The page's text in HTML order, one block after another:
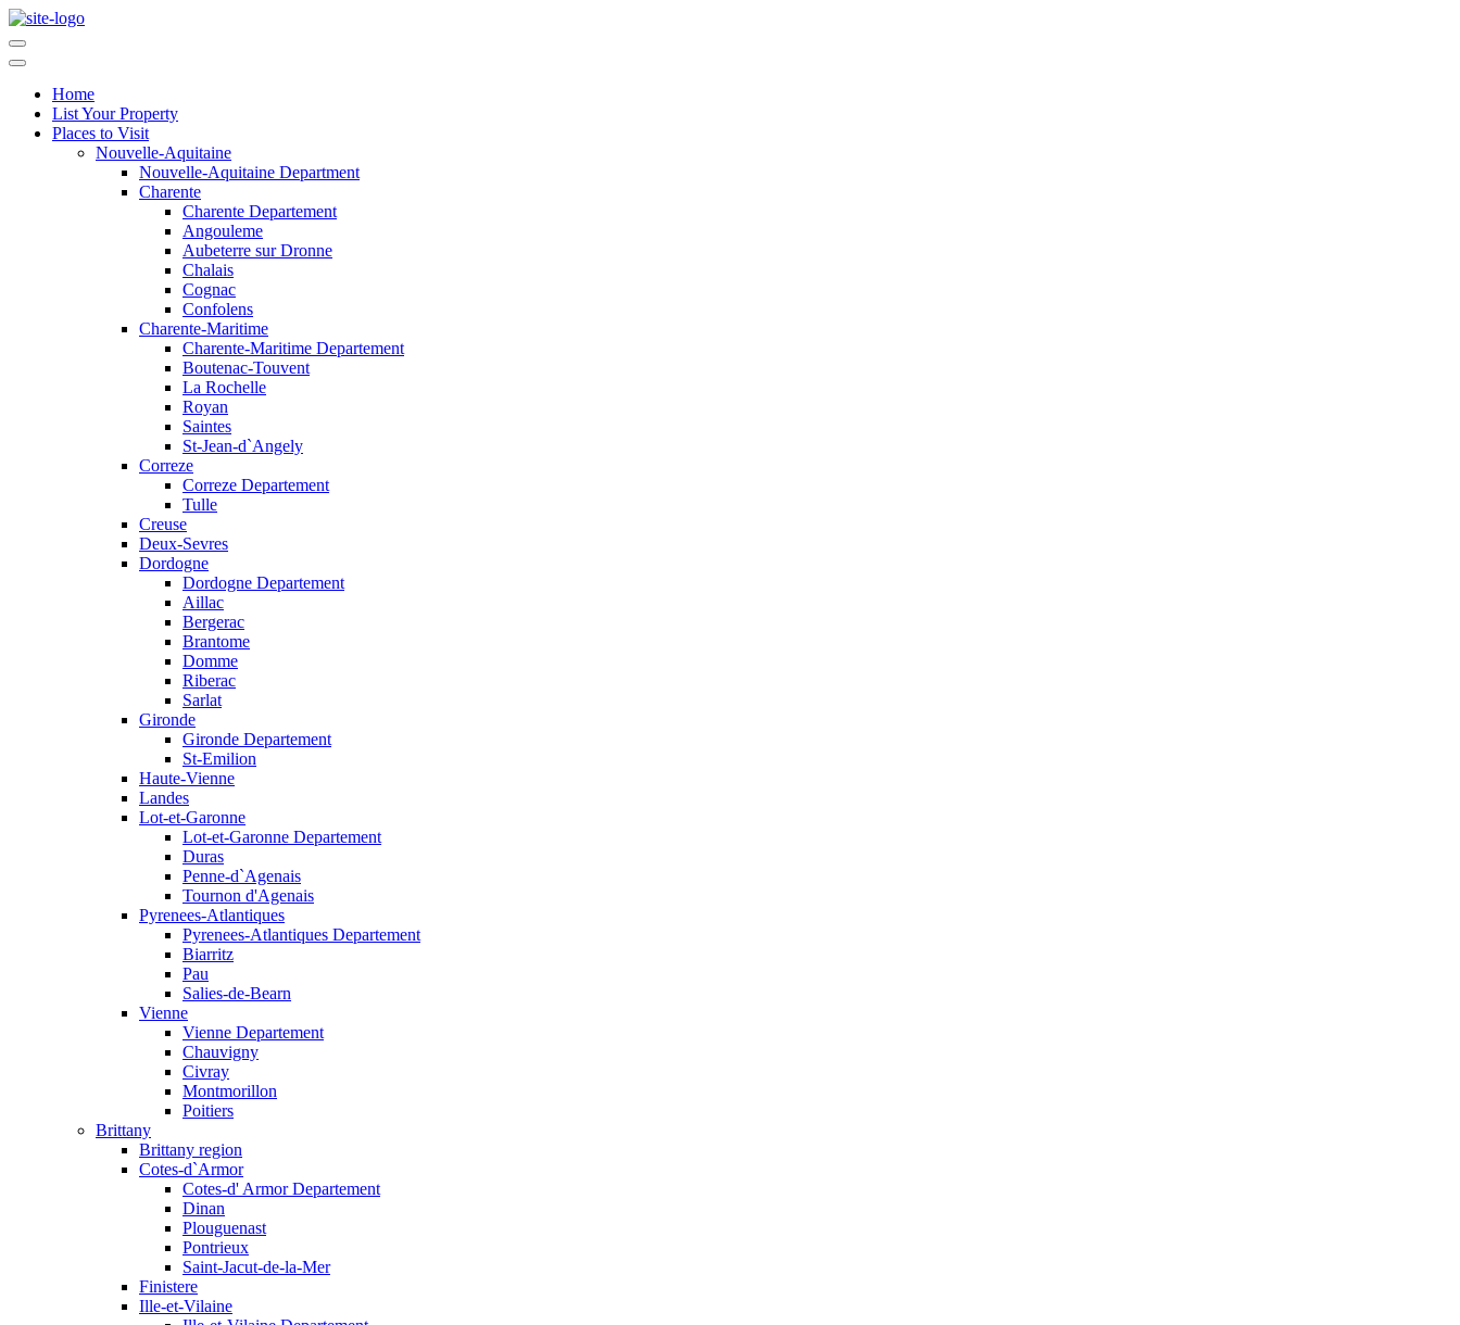
Home
List Your Property
Places to Visit
Nouvelle-Aquitaine
Nouvelle-Aquitaine Department
Charente
Charente Departement
Angouleme
Aubeterre sur Dronne
Chalais
Cognac
Confolens
Charente-Maritime
Charente-Maritime Departement
Boutenac-Touvent
La Rochelle
Royan
Saintes
St-Jean-d`Angely
Correze
Correze Departement
Tulle
Creuse
Deux-Sevres
Dordogne
Dordogne Departement
Aillac
Bergerac
Brantome
Domme
Riberac
Sarlat
Gironde
Gironde Departement
St-Emilion
Haute-Vienne
Landes
Lot-et-Garonne
Lot-et-Garonne Departement
Duras
Penne-d`Agenais
Tournon d'Agenais
Pyrenees-Atlantiques
Pyrenees-Atlantiques Departement
Biarritz
Pau
Salies-de-Bearn
Vienne
Vienne Departement
Chauvigny
Civray
Montmorillon
Poitiers
Brittany
Brittany region
Cotes-d`Armor
Cotes-d' Armor Departement
Dinan
Plouguenast
Pontrieux
Saint-Jacut-de-la-Mer
Finistere
Ille-et-Vilaine